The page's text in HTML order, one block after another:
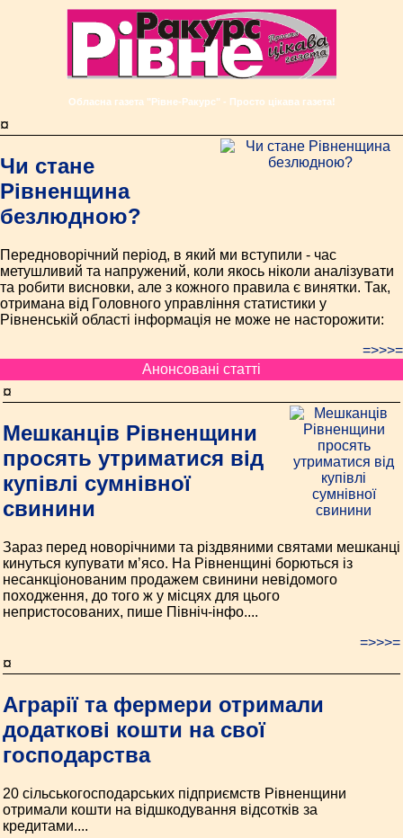
Обласна газета "Рівне-Ракурс" - Просто цікава газета!
¤
Чи стане
Рівненщина
безлюдною?
Передноворічний період, в який ми вступили - час
метушливий та напружений, коли якось ніколи аналізувати
та робити висновки, але з кожного правила є винятки. Так,
отримана від Головного управління статистики у
Рівненській області інформація не може не насторожити:
=>>>=
Анонсовані статті
¤
Мешканців Рівненщини
просять утриматися від
купівлі сумнівної
свинини
Зараз перед новорічними та різдвяними святами мешканці
кинуться купувати м’ясо. На Рівненщині борються із
несанкціонованим продажем свинини невідомого
походження, до того ж у місцях для цього
непристосованих, пише Північ-інфо....
=>>>=
¤
Аграрії та фермери отримали
додаткові кошти на свої
господарства
20 сільськогосподарських підприємств Рівненщини
отримали кошти на відшкодування відсотків за
кредитами....